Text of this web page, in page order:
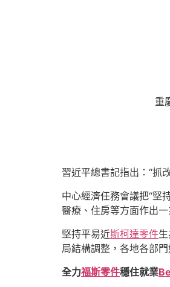
重
習近平總書記指出：“抓
中心經濟任務會議把“堅
醫療、住房等方面作出一
堅持平易近斯柯達零件
局結構調整，各地各部
全力福斯零件穩住就業